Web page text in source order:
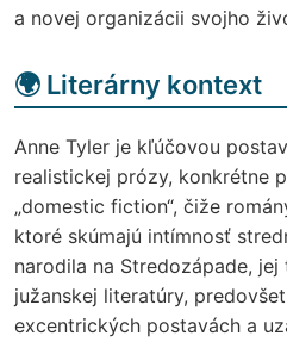
a novej organizácii svojho
🌍 Literárny kontext
Anne Tyler je kľúčovou
realistickej prózy, konkrétne
„domestic fiction“, čiže
ktoré skúmajú intímnosť
narodila na Stredozápade,
južanskej literatúry,
excentrických postavách a